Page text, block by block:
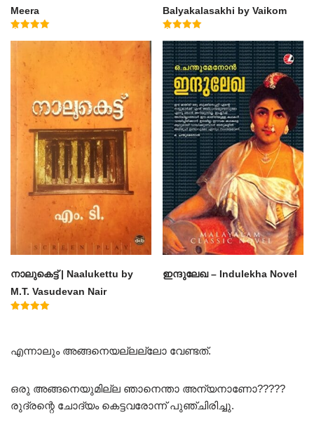
Meera
Balyakalasakhi by Vaikom
Muhammad Basheer
4.60
out of 5
നാലുകെട്ട് | Naalukettu by
M.T. Vasudevan Nair
ഇന്ദുലേഖ – Indulekha Novel
എന്നാലും അങ്ങനെയല്ലല്ലോ വേണ്ടത്.
ഒരു അങ്ങനെയുമില്ല ഞാനെന്താ അന്യനാണോ?????
രുദ്രന്റെ ചോദ്യം കെട്ടവരോന്ന് പുഞ്ചിരിച്ചു.